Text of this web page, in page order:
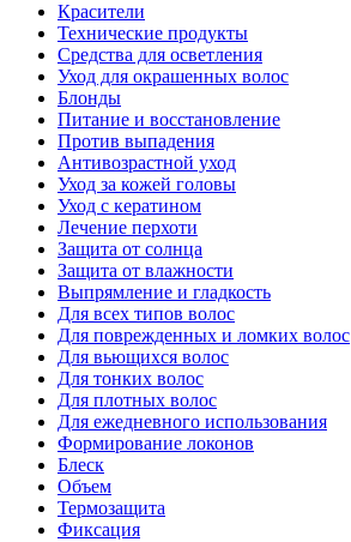
Красители
Технические продукты
Средства для осветления
Уход для окрашенных волос
Блонды
Питание и восстановление
Против выпадения
Антивозрастной уход
Уход за кожей головы
Уход с кератином
Лечение перхоти
Защита от солнца
Защита от влажности
Выпрямление и гладкость
Для всех типов волос
Для поврежденных и ломких волос
Для вьющихся волос
Для тонких волос
Для плотных волос
Для ежедневного использования
Формирование локонов
Блеск
Объем
Термозащита
Фиксация